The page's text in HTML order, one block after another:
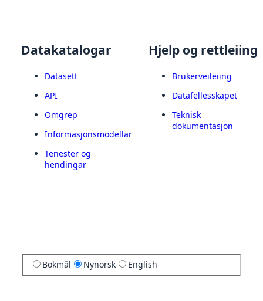
Datakatalogar
Datasett
API
Omgrep
Informasjonsmodellar
Tenester og
hendingar
Hjelp og rettleiing
Brukerveileiing
Datafellesskapet
Teknisk
dokumentasjon
Bokmål Nynorsk English